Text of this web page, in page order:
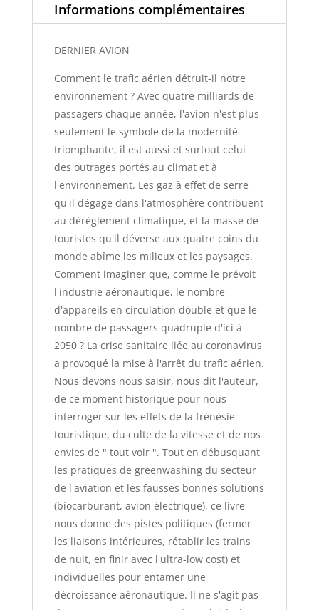
Informations complémentaires
DERNIER AVION
Comment le trafic aérien détruit-il notre
environnement ? Avec quatre milliards de
passagers chaque année, l'avion n'est plus
seulement le symbole de la modernité
triomphante, il est aussi et surtout celui
des outrages portés au climat et à
l'environnement. Les gaz à effet de serre
qu'il dégage dans l'atmosphère contribuent
au dérèglement climatique, et la masse de
touristes qu'il déverse aux quatre coins du
monde abîme les milieux et les paysages.
Comment imaginer que, comme le prévoit
l'industrie aéronautique, le nombre
d'appareils en circulation double et que le
nombre de passagers quadruple d'ici à
2050 ? La crise sanitaire liée au coronavirus
a provoqué la mise à l'arrêt du trafic aérien.
Nous devons nous saisir, nous dit l'auteur,
de ce moment historique pour nous
interroger sur les effets de la frénésie
touristique, du culte de la vitesse et de nos
envies de " tout voir ". Tout en débusquant
les pratiques de greenwashing du secteur
de l'aviation et les fausses bonnes solutions
(biocarburant, avion électrique), ce livre
nous donne des pistes politiques (fermer
les liaisons intérieures, rétablir les trains
de nuit, en finir avec l'ultra-low cost) et
individuelles pour entamer une
décroissance aéronautique. Il ne s'agit pas